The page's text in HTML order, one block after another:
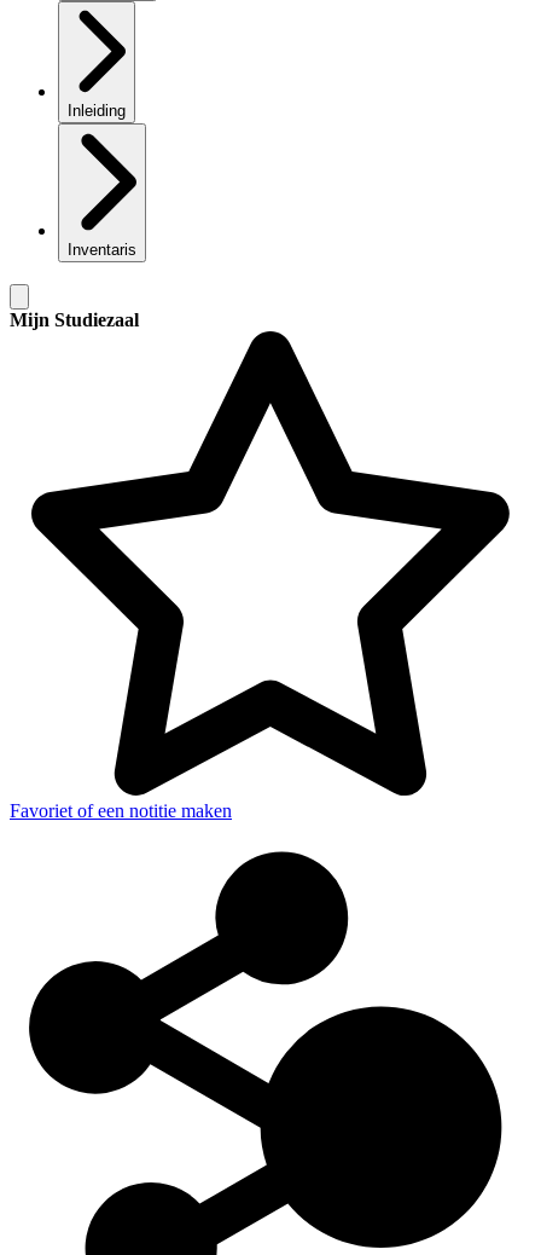
Inleiding
Inventaris
Mijn Studiezaal
Favoriet of een notitie maken